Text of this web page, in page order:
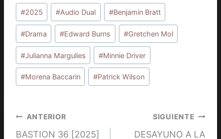
Etiquetas
de
la
entrada:
#2025 #Audio Dual #Benjamin Bratt
#Drama #Edward Burns #Gretchen Mol
#Julianna Margulies #Minnie Driver
#Morena Baccarin #Patrick Wilson
Navegación
ANTERIOR
BASTION 36 [2025]
SIGUIENTE
DESAYUNO A LA